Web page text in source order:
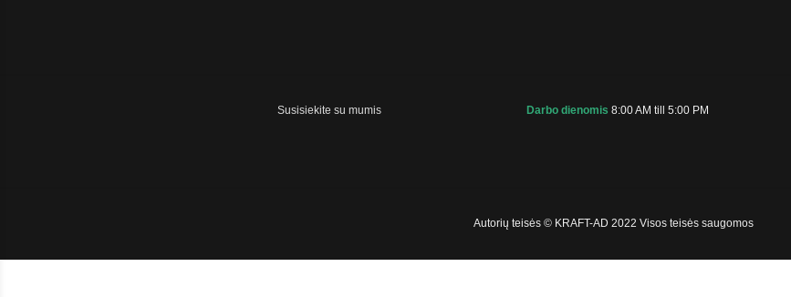
Susisiekite su mumis Darbo dienomis 8:00 AM till 5:00 PM
Autorių teisės © KRAFT-AD 2022 Visos teisės saugomos